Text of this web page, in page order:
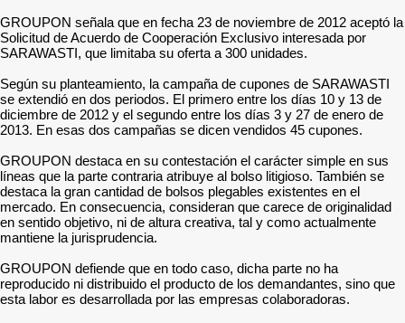
GROUPON señala que en fecha 23 de noviembre de 2012 aceptó la
Solicitud de Acuerdo de Cooperación Exclusivo interesada por
SARAWASTI, que limitaba su oferta a 300 unidades.
Según su planteamiento, la campaña de cupones de SARAWASTI
se extendió en dos periodos. El primero entre los días 10 y 13 de
diciembre de 2012 y el segundo entre los días 3 y 27 de enero de
2013. En esas dos campañas se dicen vendidos 45 cupones.
GROUPON destaca en su contestación el carácter simple en sus
líneas que la parte contraria atribuye al bolso litigioso. También se
destaca la gran cantidad de bolsos plegables existentes en el
mercado. En consecuencia, consideran que carece de originalidad
en sentido objetivo, ni de altura creativa, tal y como actualmente
mantiene la jurisprudencia.
GROUPON defiende que en todo caso, dicha parte no ha
reproducido ni distribuido el producto de los demandantes, sino que
esta labor es desarrollada por las empresas colaboradoras.